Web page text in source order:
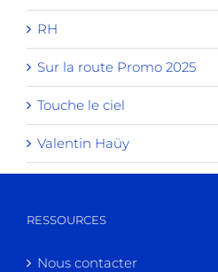
RH
Sur la route Promo 2025
Touche le ciel
Valentin Haüy
RESSOURCES
Nous contacter